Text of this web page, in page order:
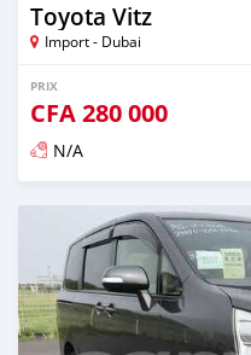
Toyota Vitz
Import - Dubai
PRIX
CFA280 000
N/A